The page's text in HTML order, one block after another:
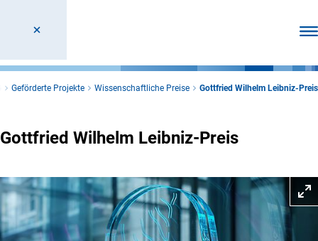
Geförderte Projekte Wissenschaftliche Preise Gottfried Wilhelm Leibniz-Preis
Gottfried Wilhelm Leibniz-Preis